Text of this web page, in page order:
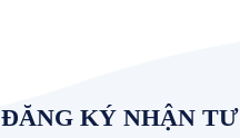
ĐĂNG KÝ NHẬN TƯ